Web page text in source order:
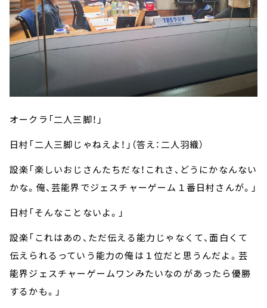
オークラ「二人三脚！」
日村「二人三脚じゃねえよ！」（答え：二人羽織）
設楽「楽しいおじさんたちだな！これさ、どうにかなんない
かな。俺、芸能界でジェスチャーゲーム１番日村さんが。」
日村「そんなことないよ。」
設楽「これはあの、ただ伝える能力じゃなくて、面白くて
伝えられるっていう能力の俺は１位だと思うんだよ。芸
能界ジェスチャーゲームワンみたいなのがあったら優勝
するかも。」